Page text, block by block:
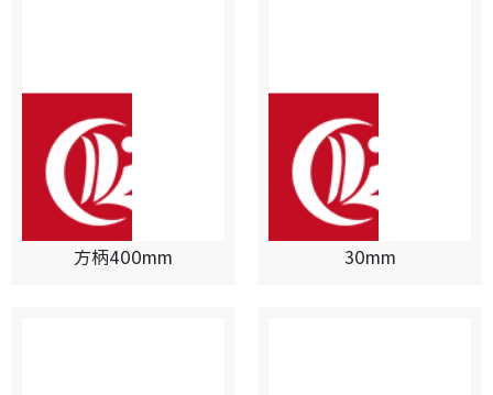
方柄400mm 30mm